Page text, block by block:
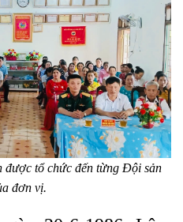
được tổ chức đến từng Đội sản
đơn vị.